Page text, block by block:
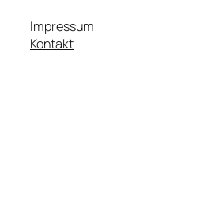
Impressum
Kontakt